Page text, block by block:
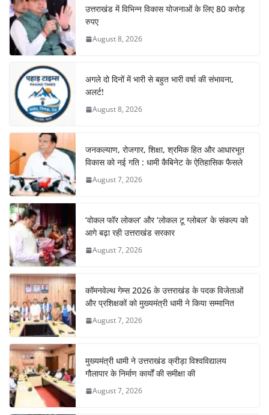
उत्तराखंड में विभिन्न विकास योजनाओं के लिए 80 करोड़
रुपए
August 8, 2026
अगले दो दिनों में भारी से बहुत भारी वर्षा की संभावना,
अलर्ट!
August 8, 2026
जनकल्याण, रोजगार, शिक्षा, श्रमिक हित और आधारभूत
विकास को नई गति : धामी कैबिनेट के ऐतिहासिक फैसले
August 7, 2026
‘वोकल फॉर लोकल’ और ‘लोकल टू ग्लोबल’ के संकल्प को
आगे बढ़ा रही उत्तराखंड सरकार
August 7, 2026
कॉमनवेल्थ गेम्स 2026 के उत्तराखंड के पदक विजेताओं
और प्रशिक्षकों को मुख्यमंत्री धामी ने किया सम्मानित
August 7, 2026
मुख्यमंत्री धामी ने उत्तराखंड क्रीड़ा विश्वविद्यालय
गौलापार के निर्माण कार्यों की समीक्षा की
August 7, 2026